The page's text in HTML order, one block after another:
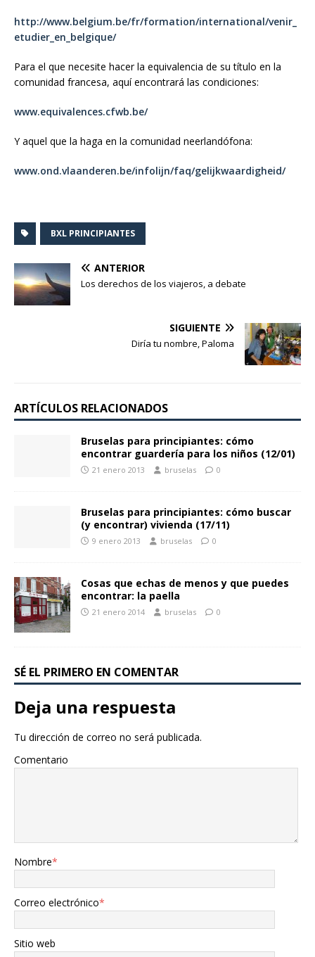
http://www.belgium.be/fr/formation/international/venir_
etudier_en_belgique/
Para el que necesite hacer la equivalencia de su título en la
comunidad francesa, aquí encontrará las condiciones:
www.equivalences.cfwb.be/
Y aquel que la haga en la comunidad neerlandófona:
www.ond.vlaanderen.be/infolijn/faq/gelijkwaardigheid/
BXL PRINCIPIANTES
ANTERIOR
Los derechos de los viajeros, a debate
SIGUIENTE
Diría tu nombre, Paloma
ARTÍCULOS RELACIONADOS
Bruselas para principiantes: cómo
encontrar guardería para los niños (12/01)
21 enero 2013 bruselas 0
Bruselas para principiantes: cómo buscar
(y encontrar) vivienda (17/11)
9 enero 2013 bruselas 0
Cosas que echas de menos y que puedes
encontrar: la paella
21 enero 2014 bruselas 0
SÉ EL PRIMERO EN COMENTAR
Deja una respuesta
Tu dirección de correo no será publicada.
Comentario
Nombre*
Correo electrónico*
Sitio web